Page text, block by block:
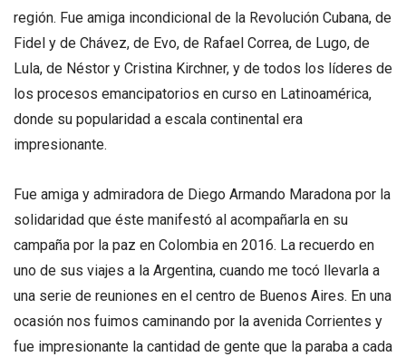
región. Fue amiga incondicional de la Revolución Cubana, de
Fidel y de Chávez, de Evo, de Rafael Correa, de Lugo, de
Lula, de Néstor y Cristina Kirchner, y de todos los líderes de
los procesos emancipatorios en curso en Latinoamérica,
donde su popularidad a escala continental era
impresionante.
Fue amiga y admiradora de Diego Armando Maradona por la
solidaridad que éste manifestó al acompañarla en su
campaña por la paz en Colombia en 2016. La recuerdo en
uno de sus viajes a la Argentina, cuando me tocó llevarla a
una serie de reuniones en el centro de Buenos Aires. En una
ocasión nos fuimos caminando por la avenida Corrientes y
fue impresionante la cantidad de gente que la paraba a cada